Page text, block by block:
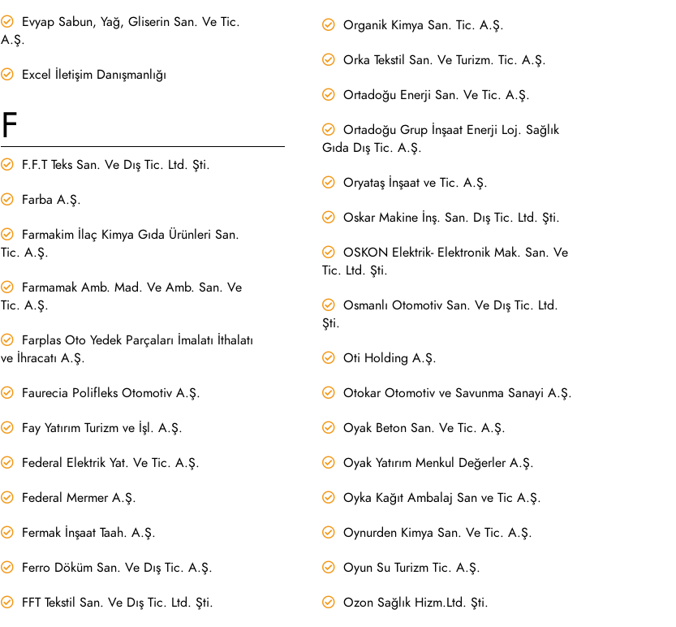
Evyap Sabun, Yağ, Gliserin San. Ve Tic.
A.Ş.
Excel İletişim Danışmanlığı
F
F.F.T Teks San. Ve Dış Tic. Ltd. Şti.
Farba A.Ş.
Farmakim İlaç Kimya Gıda Ürünleri San.
Tic. A.Ş.
Farmamak Amb. Mad. Ve Amb. San. Ve
Tic. A.Ş.
Farplas Oto Yedek Parçaları İmalatı İthalatı
ve İhracatı A.Ş.
Faurecia Polifleks Otomotiv A.Ş.
Fay Yatırım Turizm ve İşl. A.Ş.
Federal Elektrik Yat. Ve Tic. A.Ş.
Federal Mermer A.Ş.
Fermak İnşaat Taah. A.Ş.
Ferro Döküm San. Ve Dış Tic. A.Ş.
FFT Tekstil San. Ve Dış Tic. Ltd. Şti.
Organik Kimya San. Tic. A.Ş.
Orka Tekstil San. Ve Turizm. Tic. A.Ş.
Ortadoğu Enerji San. Ve Tic. A.Ş.
Ortadoğu Grup İnşaat Enerji Loj. Sağlık
Gıda Dış Tic. A.Ş.
Oryataş İnşaat ve Tic. A.Ş.
Oskar Makine İnş. San. Dış Tic. Ltd. Şti.
OSKON Elektrik- Elektronik Mak. San. Ve
Tic. Ltd. Şti.
Osmanlı Otomotiv San. Ve Dış Tic. Ltd.
Şti.
Oti Holding A.Ş.
Otokar Otomotiv ve Savunma Sanayi A.Ş.
Oyak Beton San. Ve Tic. A.Ş.
Oyak Yatırım Menkul Değerler A.Ş.
Oyka Kağıt Ambalaj San ve Tic A.Ş.
Oynurden Kimya San. Ve Tic. A.Ş.
Oyun Su Turizm Tic. A.Ş.
Ozon Sağlık Hizm.Ltd. Şti.